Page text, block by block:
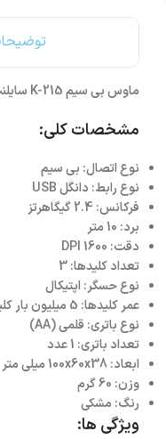
ماوس بی سیم K-215 سایلنت مدل KAISER
مشخصات کلی:
نوع اتصال: بی سیم
نوع رابط: دانگل USB
فرکانس: 2.4 گیگاهرتز
برد: 10 متر
دقت: 1600 DPI
تعداد کلیدها: 3
نوع حسگر: اپتیکال
عمر کلیدها: 5 میلیون بار کلیک
نوع باتری: قلمی (AA)
تعداد باتری: 1 عدد
ابعاد: 100x60x38 میلی متر
وزن: 60 گرم
رنگ: مشکی
ویژگی ها: